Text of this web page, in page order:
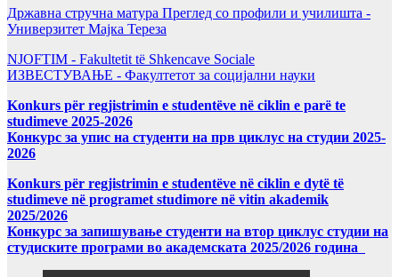
Државна стручна матура Преглед со профили и училишта -
Универзитет Мајка Тереза
NJOFTIM - Fakultetit të Shkencave Sociale
ИЗВЕСТУВАЊЕ - Факултетот за социјални науки
Konkurs për regjistrimin e studentëve në ciklin e parë te
studimeve 2025-2026
Конкурс за упис на студенти на прв циклус на студии 2025-
2026
Konkurs për regjistrimin e studentëve në ciklin e dytë të
studimeve në programet studimore në vitin akademik
2025/2026
Конкурс за запишување студенти на втор циклус студии на
студиските програми во академската 2025/2026 година